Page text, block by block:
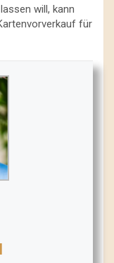
will, kann
für